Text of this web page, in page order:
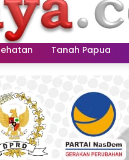
Tanah Papua